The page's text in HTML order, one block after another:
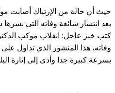
حيث أن حالة من الإرتباك أصابت
بعد انتشار شائعة وفاته التى
كتب خبر عاجل: انقلاب موكب
وفاته، هذا المنشور الذي تداول
بسرعة كبيرة جدا وأدى إلى إثارة